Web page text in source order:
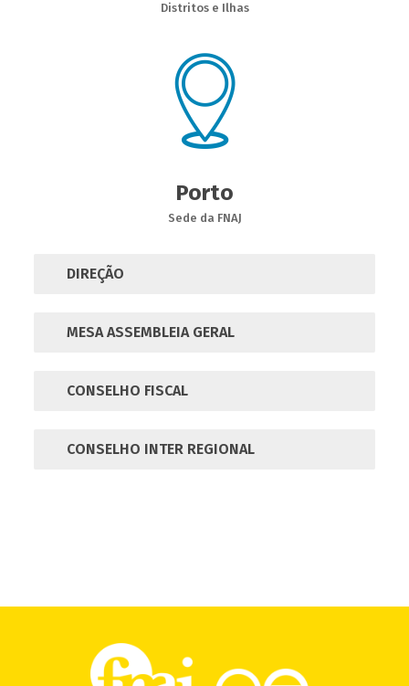
Distritos e Ilhas
Porto
Sede da FNAJ
DIREÇÃO
MESA ASSEMBLEIA GERAL
CONSELHO FISCAL
CONSELHO INTER REGIONAL